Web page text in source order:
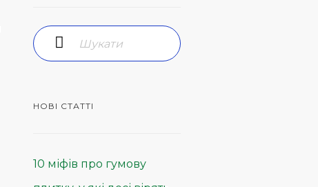
НОВІ СТАТТІ
10 міфів про гумову